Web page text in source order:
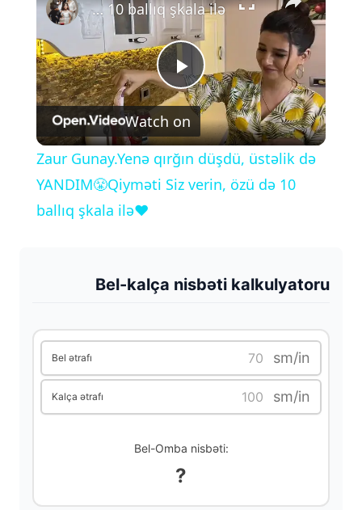
P
l
a
V
i
d
o
Zaur Gunay.Yenə qırğın düşdü, üstəlik də YANDIM😤Qiyməti Siz verin, özü də 10 ballıq şkala ilə❤️
Watch on
Zaur Gunay.Yenə qırğın düşdü, üstəlik də
YANDIM😤Qiyməti Siz verin, özü də 10
ballıq şkala ilə❤️
Bel-kalça nisbəti kalkulyatoru
Bel ətrafı sm/in
Kalça ətrafı sm/in
Bel-Omba nisbəti:
?